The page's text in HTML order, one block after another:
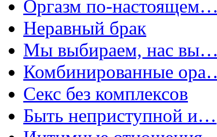
Оргазм по-
Неравный брак
Мы выбираем, нас
Комбинированные
Секс без комплексов
Быть неприступной и…